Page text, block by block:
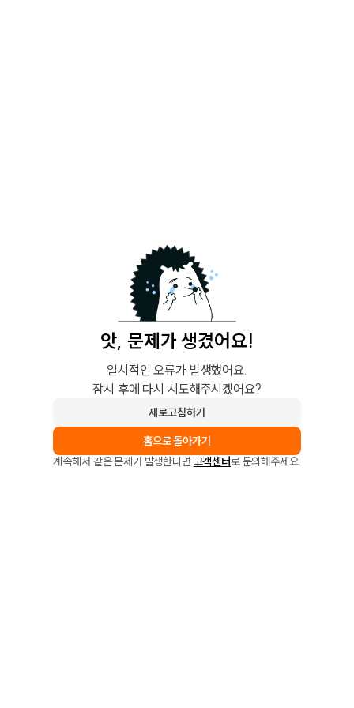
앗, 문제가 생겼어요!
일시적인 오류가 발생했어요.
잠시 후에 다시 시도해주시겠어요?
새로고침하기
홈으로 돌아가기
계속해서 같은 문제가 발생한다면 고객센터로 문의해주세요.